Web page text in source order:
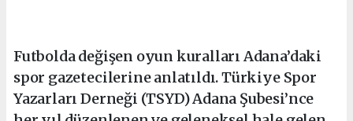
Futbolda değişen oyun kuralları Adana’daki
spor gazetecilerine anlatıldı. Türkiye Spor
Yazarları Derneği (TSYD) Adana Şubesi’nce